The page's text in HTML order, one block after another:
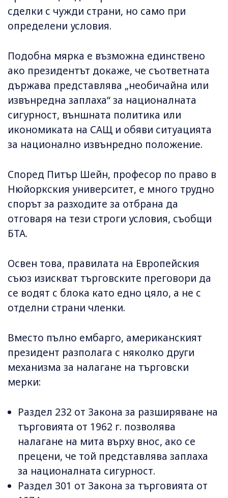
сделки с чужди страни, но само при
определени условия.
Подобна мярка е възможна единствено
ако президентът докаже, че съответната
държава представлява „необичайна или
извънредна заплаха“ за националната
сигурност, външната политика или
икономиката на САЩ и обяви ситуацията
за национално извънредно положение.
Според Питър Шейн, професор по право в
Нюйоркския университет, е много трудно
спорът за разходите за отбрана да
отговаря на тези строги условия, съобщи
БТА.
Освен това, правилата на Европейския
съюз изискват търговските преговори да
се водят с блока като едно цяло, а не с
отделни страни членки.
Вместо пълно ембарго, американският
президент разполага с няколко други
механизма за налагане на търговски
мерки:
Раздел 232 от Закона за разширяване на
търговията от 1962 г. позволява
налагане на мита върху внос, ако се
прецени, че той представлява заплаха
за националната сигурност.
Раздел 301 от Закона за търговията от